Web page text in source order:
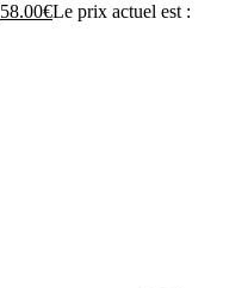
58.00€Le prix actuel est :